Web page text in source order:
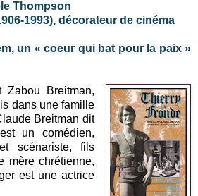
Thompson
1993), décorateur de cinéma
un « coeur qui bat pour la paix »
Zabou Breitman,
dans une famille
Breitman dit
un comédien,
scénariste, fils
mère chrétienne,
est une actrice